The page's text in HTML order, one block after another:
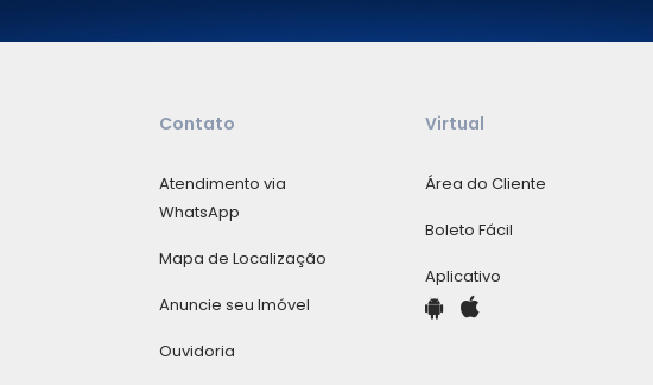
Contato
Atendimento via
WhatsApp
Mapa de Localização
Anuncie seu Imóvel
Ouvidoria
Virtual
Área do Cliente
Boleto Fácil
Aplicativo